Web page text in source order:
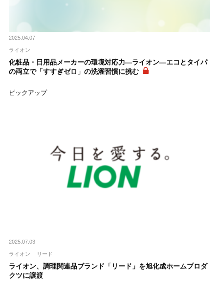
2025.04.07
ライオン
化粧品・日用品メーカーの環境対応力―ライオン―エコとタイパ
の両立で「すすぎゼロ」の洗濯習慣に挑む
ピックアップ
2025.07.03
ライオン リード
ライオン、調理関連品ブランド「リード」を旭化成ホームプロダ
クツに譲渡